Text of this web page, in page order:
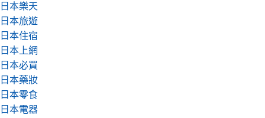
日本樂天
日本旅遊
日本住宿
日本上網
日本必買
日本藥妝
日本零食
日本電器